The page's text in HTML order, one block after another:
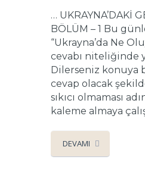
… UKRAYNA’DAKİ
BÖLÜM – 1 Bu
“Ukrayna’da Ne
cevabı niteliğinde
Dilerseniz konuya
cevap olacak
sıkıcı olmaması
kaleme almaya
DEVAMI